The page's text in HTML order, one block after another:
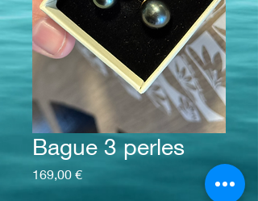
Bague 3 perles
169,00 €Prix